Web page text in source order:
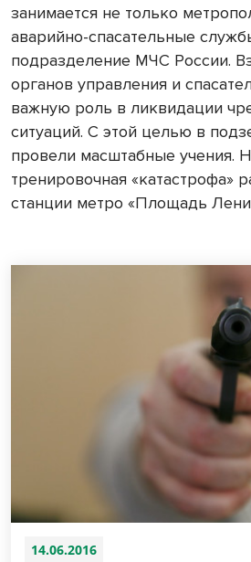
занимается не только
аварийно-спасательные
подразделение МЧС России.
органов управления и
важную роль в ликвидации
ситуаций. С этой целью в
провели масштабные учения.
тренировочная «катастрофа»
станции метро «Площадь
14.06.2016